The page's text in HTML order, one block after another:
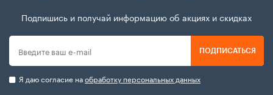
Подпишись и получай информацию об акциях и скидках
ПОДПИСАТЬСЯ
Я даю согласие наобработку персональных данных